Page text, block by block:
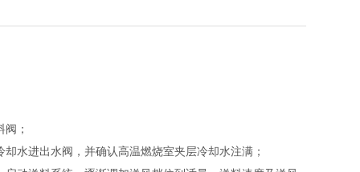
；
水进出水阀，并确认高温燃烧室夹层冷却水注满；